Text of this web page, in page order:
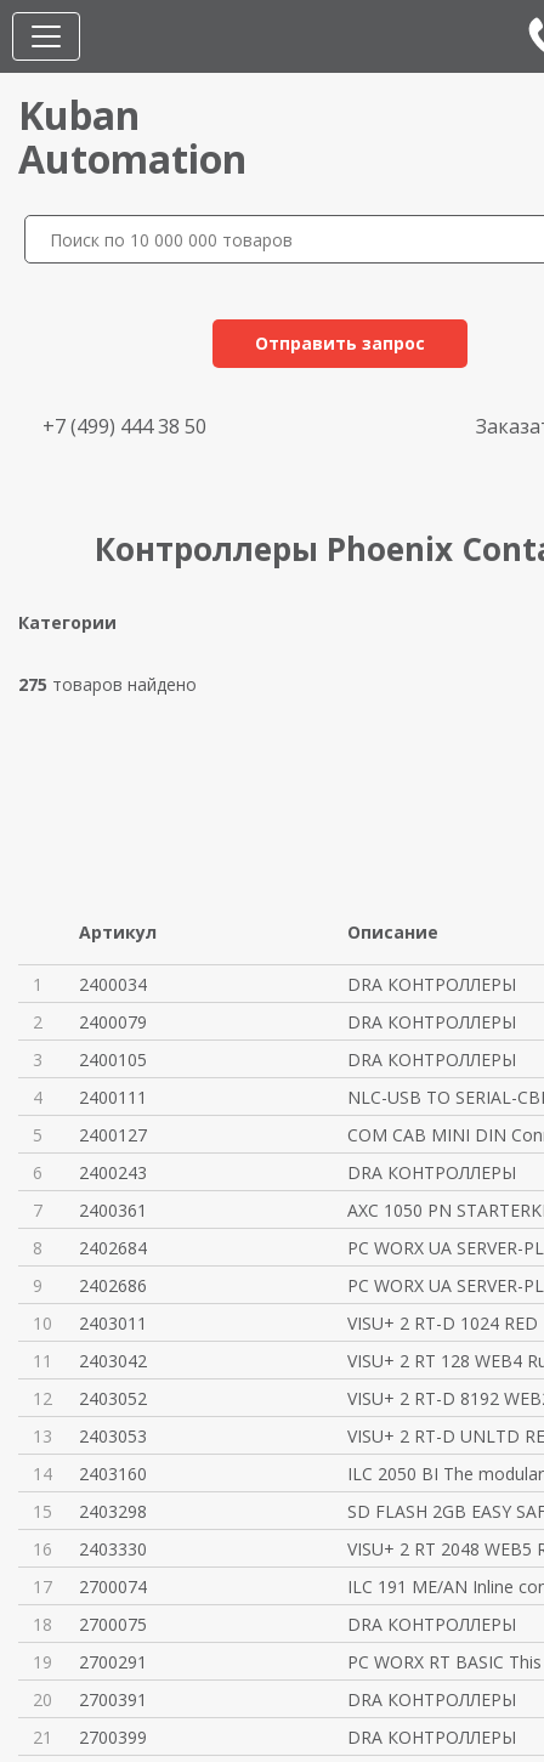
Kuban
Automation
Отправить запрос
+7 (499) 444 38 50
Контроллеры Phoenix
Категории
275 товаров найдено
Артикул Описание
1 2400034
DRA КОНТРОЛЛЕРЫ
2
2400079
DRA КОНТРОЛЛЕРЫ
3
2400105
DRA КОНТРОЛЛЕРЫ
4
2400111
NLC-USB TO SERIAL-
5
2400127
COM CAB MINI DIN
6
2400243
DRA КОНТРОЛЛЕРЫ
7
2400361
AXC 1050 PN
8
2402684
PC WORX UA SERVER-
9
2402686
PC WORX UA SERVER-
10
2403011
VISU+ 2 RT-D 1024 RED
11
2403042
VISU+ 2 RT 128 WEB4
12
2403052
VISU+ 2 RT-D 8192
13
2403053
VISU+ 2 RT-D UNLTD
14
2403160
ILC 2050 BI The
15
2403298
SD FLASH 2GB EASY
16
2403330
VISU+ 2 RT 2048 WEB5
17
2700074
ILC 191 ME/AN Inline
18
2700075
DRA КОНТРОЛЛЕРЫ
19
2700291
PC WORX RT BASIC
20
2700391
DRA КОНТРОЛЛЕРЫ
21
2700399
DRA КОНТРОЛЛЕРЫ